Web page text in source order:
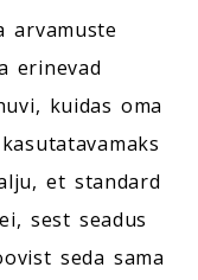
arvamuste
erinevad
kuidas oma
et standard
sest seadus
seda sama